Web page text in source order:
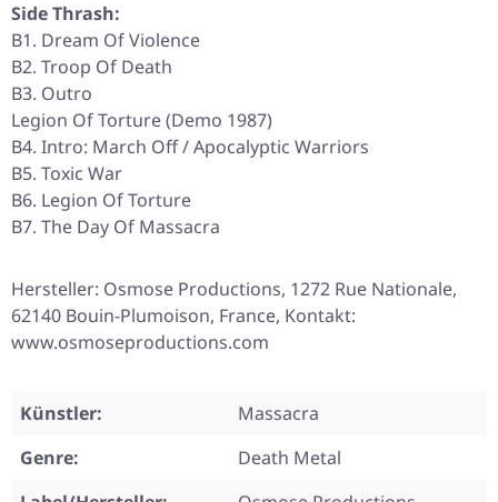
Side Thrash:
B1. Dream Of Violence
B2. Troop Of Death
B3. Outro
Legion Of Torture (Demo 1987)
B4. Intro: March Off / Apocalyptic Warriors
B5. Toxic War
B6. Legion Of Torture
B7. The Day Of Massacra
Hersteller: Osmose Productions, 1272 Rue Nationale,
62140 Bouin-Plumoison, France, Kontakt:
www.osmoseproductions.com
Künstler:
Massacra
Genre:
Death Metal